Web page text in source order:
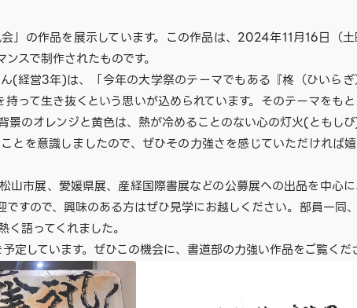
」の作品を展示しています。この作品は、2024年11月16日（
スで制作されたものです。
(経営3年)は、「今年の大学祭のテーマでもある『柊（ひいら
って生き抜くという思いが込められています。そのテーマをも
のオレンジと黄色は、熱が冷めることのない心の灯火(ともしび)
とを意識しましたので、ぜひその力強さを感じていただければ
山市展、愛媛県展、産経国際書展などの公募展への出品を中心
ですので、興味のある方はぜひ見学にお越しください。部員一同
語ってくれました。
しています。ぜひこの機会に、書道部の力強い作品をご覧くだ